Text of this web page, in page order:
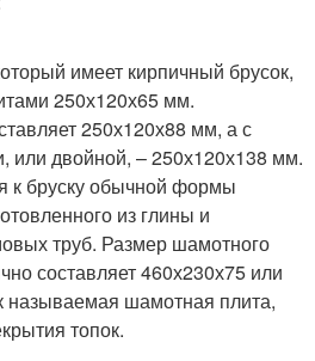
имеет кирпичный брусок,
250х120х65 мм.
250х120х88 мм, а с
или двойной, – 250х120х138 мм.
к бруску обычной формы
из глины и
труб. Размер шамотного
составляет 460х230х75 или
называемая шамотная плита,
топок.